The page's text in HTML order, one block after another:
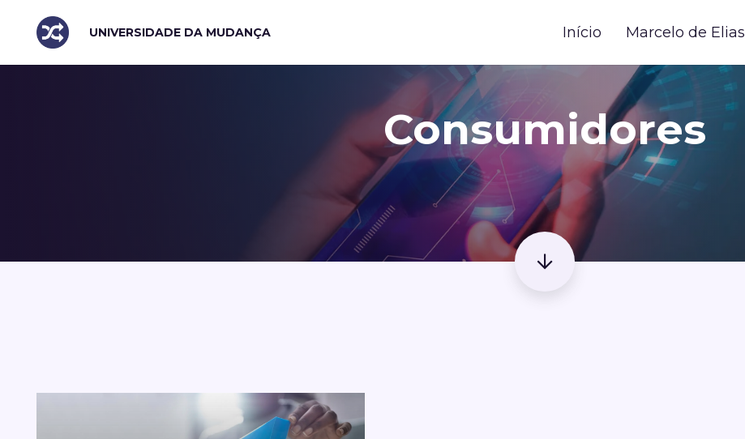
UNIVERSIDADE DA MUDANÇA Início Marcelo de Elias
Consumidores